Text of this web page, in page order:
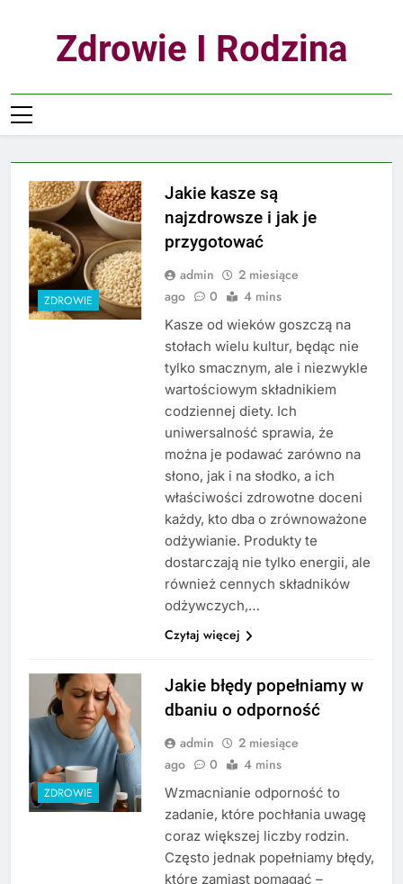
Zdrowie I Rodzina
ZDROWIE
Jakie kasze są
najzdrowsze i jak je
przygotować
admin
2 miesiące
ago
0 4 mins
Kasze od wieków goszczą na
stołach wielu kultur, będąc nie
tylko smacznym, ale i niezwykle
wartościowym składnikiem
codziennej diety. Ich
uniwersalność sprawia, że
można je podawać zarówno na
słono, jak i na słodko, a ich
właściwości zdrowotne doceni
każdy, kto dba o zrównoważone
odżywianie. Produkty te
dostarczają nie tylko energii, ale
również cennych składników
odżywczych,…
Czytaj więcej
ZDROWIE
Jakie błędy popełniamy w
dbaniu o odporność
admin
2 miesiące
ago
0 4 mins
Wzmacnianie odporność to
zadanie, które pochłania uwagę
coraz większej liczby rodzin.
Często jednak popełniamy błędy,
które zamiast pomagać –